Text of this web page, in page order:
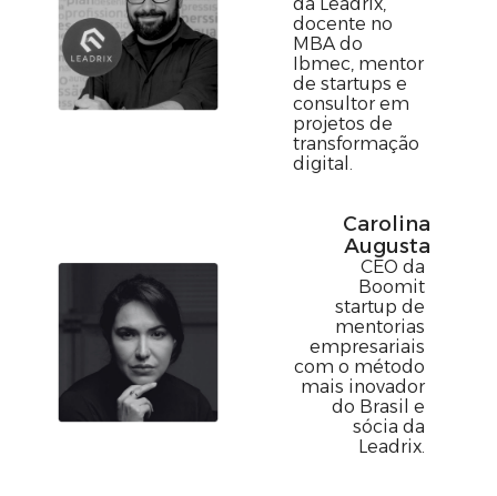
da Leadrix,
docente no
MBA do
Ibmec, mentor
de startups e
consultor em
projetos de
transformação
digital.
Carolina
Augusta
CEO da
Boomit
startup de
mentorias
empresariais
com o método
mais inovador
do Brasil e
sócia da
Leadrix.